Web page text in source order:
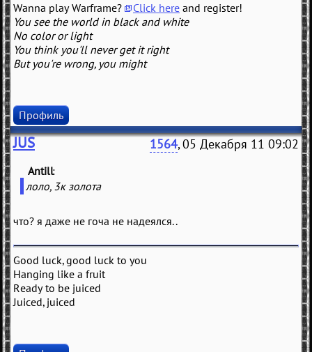
Wanna play Warframe? Click here and register!
You see the world in black and white
No color or light
You think you'll never get it right
But you're wrong, you might
Профиль
JUS 1564, 05 Декабря 11 09:02
Antill
лоло, 3к золота
что? я даже не гоча не надеялся..
Good luck, good luck to you
Hanging like a fruit
Ready to be juiced
Juiced, juiced